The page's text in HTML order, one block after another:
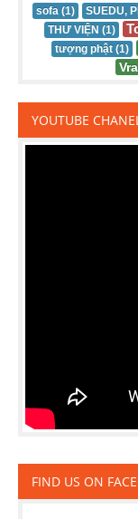
sofa (1)
SUEDU,
THƯ VIỆN (1)
tượng phật (1)
YOUTUBE
FIND US ON